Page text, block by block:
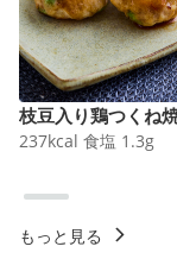
枝豆入り鶏つくね
237kcal 食塩 1.3g
もっと見る